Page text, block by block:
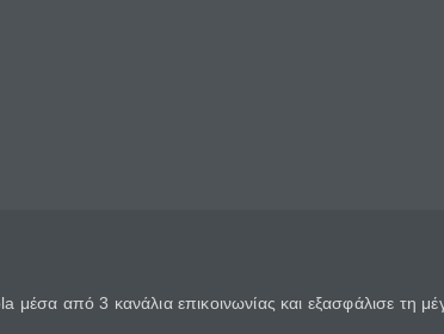
από 3 κανάλια επικοινωνίας και εξασφάλισε τη